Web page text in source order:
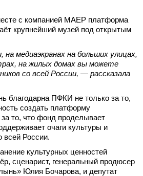
с компанией МАЕР платформа
крупнейший музей под открытым
медиаэкранах на больших улицах,
на жилых домах вы можете
со всей России, — рассказала
благодарна ПФКИ не только за то,
создать платформу
то, что фонд проделывает
очаги культуры и
всей России.
культурных ценностей
сценарист, генеральный продюсер
Юлия Бочарова, и депутат